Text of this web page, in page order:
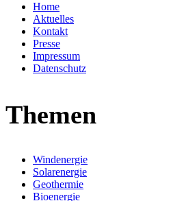
Home
Aktuelles
Kontakt
Presse
Impressum
Datenschutz
Themen
Windenergie
Solarenergie
Geothermie
Bioenergie